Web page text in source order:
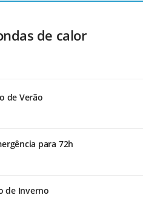
de calor
de Verão
para 72h
de Inverno